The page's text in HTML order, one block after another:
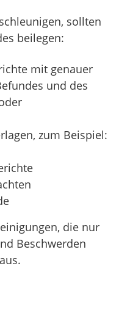
sollten
beilegen:
mit genauer
und des
zum Beispiel:
die nur
Beschwerden